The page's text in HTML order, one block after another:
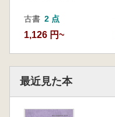
古書 2 点
1,126 円~
最近見た本